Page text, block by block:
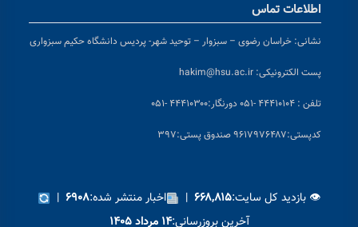
اطلاعات تماس
نشانی: خراسان رضوی – سبزوار – توحید شهر- پردیس دانشگاه حکیم سبزواری
پست الکترونیکی: hakim@hsu.ac.ir
تلفن : ۴۴۴۱۰۱۰۴ -۰۵۱ دورنگار:۴۴۴۱۰۳۰۰ -۰۵۱
کدپستی:۹۶۱۷۹۷۶۴۸۷ صندوق پستی:۳۹۷
👁 بازدید کل سایت:۶۶۸,۸۱۵ | اخبار منتشر شده:۶۹۰۸ |
آخرین بروزرسانی:۱۴ مرداد ۱۴۰۵